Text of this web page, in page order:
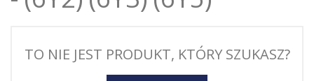
Aktualności i wydarzenia
TO NIE JEST PRODUKT, KTÓRY SZUKASZ?